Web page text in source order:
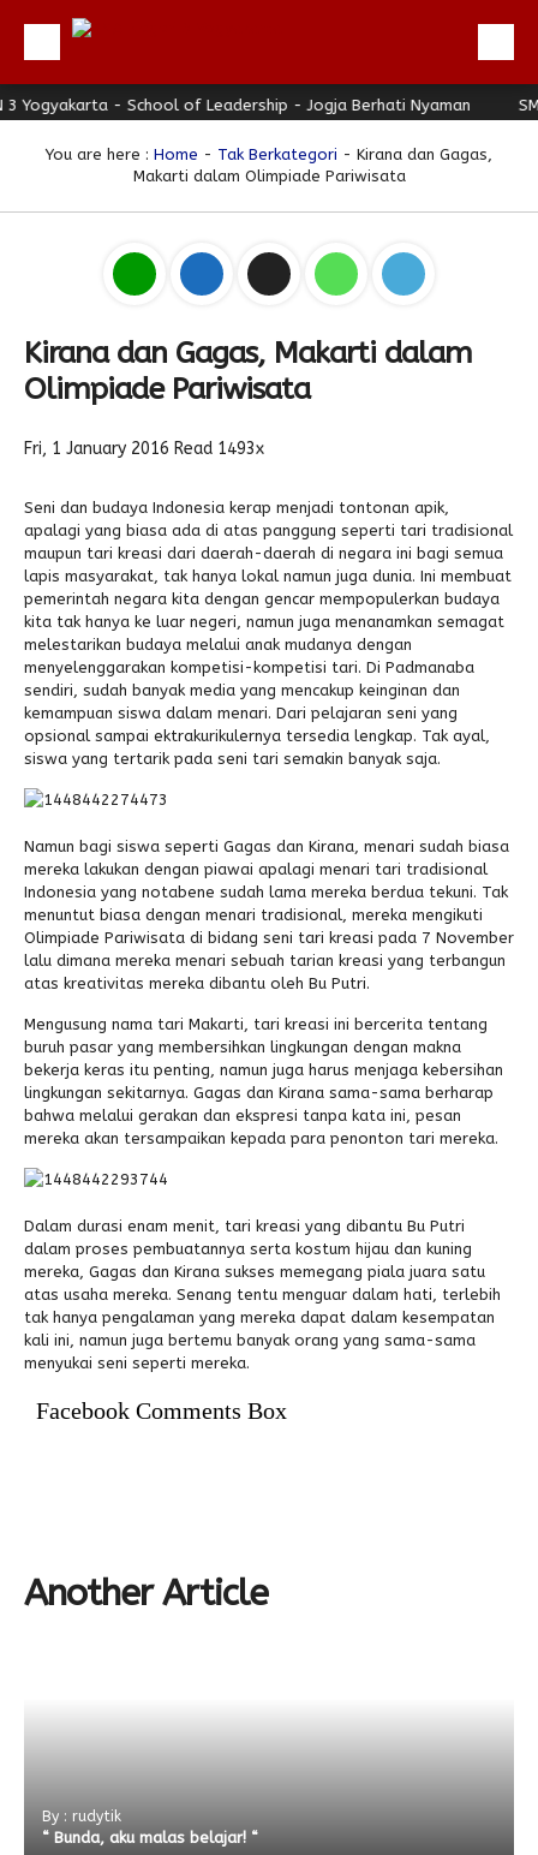
Beranda
Profil
Download
Hubungi Kami
Bulletin
PPDB
Alumni
- School of Leadership - Jogja Berhati Nyaman SMAN 3
You are here : Home - Tak Berkategori - Kirana dan Gagas,
Makarti dalam Olimpiade Pariwisata
Kirana dan Gagas, Makarti dalam
Olimpiade Pariwisata
Fri, 1 January 2016 Read 1493x
Seni dan budaya Indonesia kerap menjadi tontonan apik,
apalagi yang biasa ada di atas panggung seperti tari tradisional
maupun tari kreasi dari daerah-daerah di negara ini bagi semua
lapis masyarakat, tak hanya lokal namun juga dunia. Ini membuat
pemerintah negara kita dengan gencar mempopulerkan budaya
kita tak hanya ke luar negeri, namun juga menanamkan semagat
melestarikan budaya melalui anak mudanya dengan
menyelenggarakan kompetisi-kompetisi tari. Di Padmanaba
sendiri, sudah banyak media yang mencakup keinginan dan
kemampuan siswa dalam menari. Dari pelajaran seni yang
opsional sampai ektrakurikulernya tersedia lengkap. Tak ayal,
siswa yang tertarik pada seni tari semakin banyak saja.
Namun bagi siswa seperti Gagas dan Kirana, menari sudah biasa
mereka lakukan dengan piawai apalagi menari tari tradisional
Indonesia yang notabene sudah lama mereka berdua tekuni. Tak
menuntut biasa dengan menari tradisional, mereka mengikuti
Olimpiade Pariwisata di bidang seni tari kreasi pada 7 November
lalu dimana mereka menari sebuah tarian kreasi yang terbangun
atas kreativitas mereka dibantu oleh Bu Putri.
Mengusung nama tari Makarti, tari kreasi ini bercerita tentang
buruh pasar yang membersihkan lingkungan dengan makna
bekerja keras itu penting, namun juga harus menjaga kebersihan
lingkungan sekitarnya. Gagas dan Kirana sama-sama berharap
bahwa melalui gerakan dan ekspresi tanpa kata ini, pesan
mereka akan tersampaikan kepada para penonton tari mereka.
Dalam durasi enam menit, tari kreasi yang dibantu Bu Putri
dalam proses pembuatannya serta kostum hijau dan kuning
mereka, Gagas dan Kirana sukses memegang piala juara satu
atas usaha mereka. Senang tentu menguar dalam hati, terlebih
tak hanya pengalaman yang mereka dapat dalam kesempatan
kali ini, namun juga bertemu banyak orang yang sama-sama
menyukai seni seperti mereka.
Facebook Comments Box
Another Article
By : rudytik
“ Bunda, aku malas belajar! “